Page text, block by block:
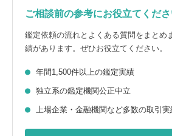
ご相談前の参考にお役立てくだ
鑑定依頼の流れとよくある質問をまとめ
績があります。ぜひお役立てください。
年間1,500件以上の鑑定実績
独立系の鑑定機関公正中立
上場企業・金融機関など多数の取引実